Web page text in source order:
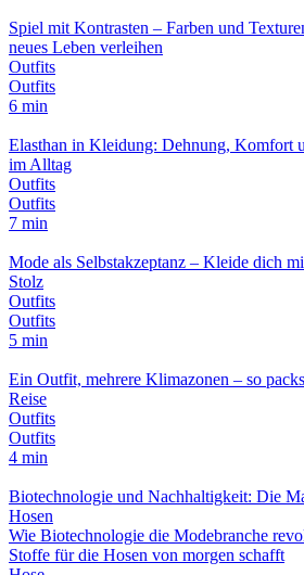
Spiel mit Kontrasten – Farben und
neues Leben verleihen
Outfits
Outfits
6 min
Elasthan in Kleidung: Dehnung, Komfort
im Alltag
Outfits
Outfits
7 min
Mode als Selbstakzeptanz – Kleide dich
Stolz
Outfits
Outfits
5 min
Ein Outfit, mehrere Klimazonen – so
Reise
Outfits
Outfits
4 min
Biotechnologie und Nachhaltigkeit: Die
Hosen
Wie Biotechnologie die Modebranche
Stoffe für die Hosen von morgen schafft